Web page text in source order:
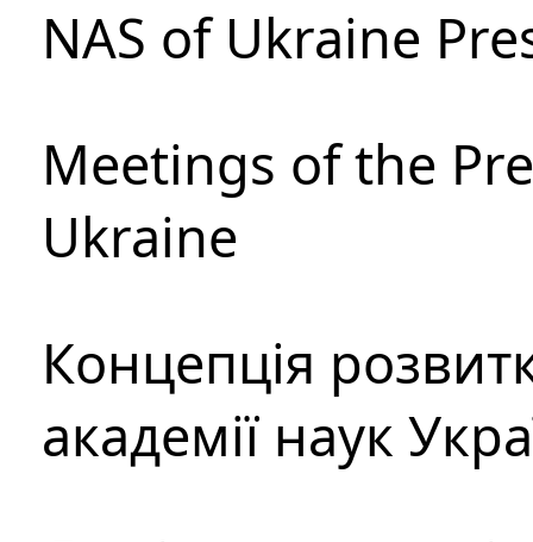
NAS of Ukraine
Meetings of the
Ukraine
Концепція
академії наук